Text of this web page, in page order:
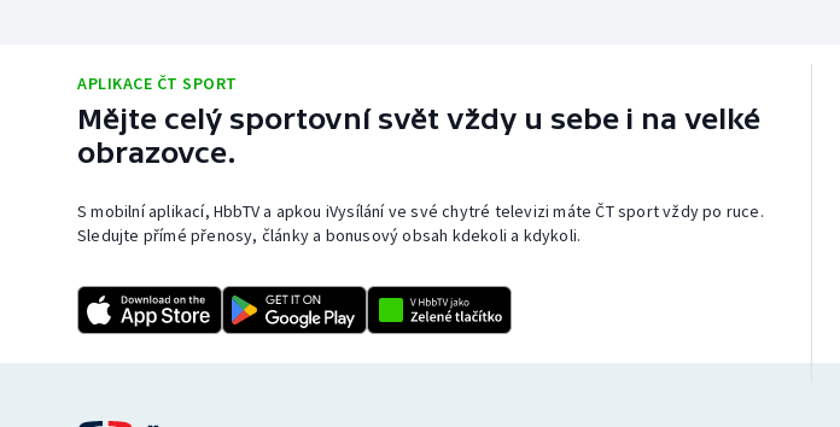
APLIKACE ČT SPORT
Mějte celý sportovní svět vždy u sebe i na velké
obrazovce.
S mobilní aplikací, HbbTV a apkou iVysílání ve své chytré televizi máte ČT sport vždy po ruce.
Sledujte přímé přenosy, články a bonusový obsah kdekoli a kdykoli.